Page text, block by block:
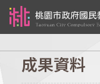
成果資料